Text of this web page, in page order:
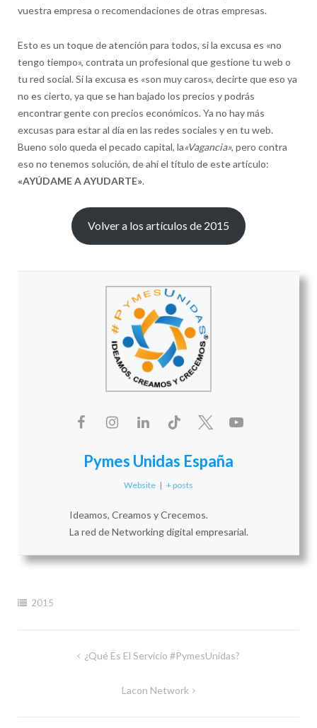
vuestra empresa o recomendaciones de otras empresas.
Esto es un toque de atención para todos, si la excusa es «no
tengo tiempo», contrata un profesional que gestione tu web o
tu red social. Si la excusa es «son muy caros», decirte que eso ya
no es cierto, ya que se han bajado los precios y podrás
encontrar gente con precios económicos. Ya no hay más
excusas para estar al día en las redes sociales y en tu web.
Bueno solo queda el pecado capital, la«Vagancia», pero contra
eso no tenemos solución, de ahí el título de este artículo:
«AYÚDAME A AYUDARTE».
Volver a los artículos de 2015
Pymes Unidas España
Website | + posts
Ideamos, Creamos y Crecemos.
La red de Networking digital empresarial.
2015
Navegación¿Qué Es El Servicio #PymesUnidas?
Lacon Network